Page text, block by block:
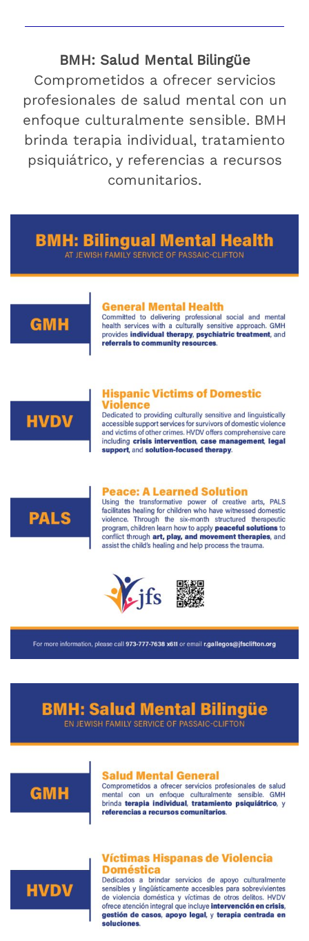
BMH: Salud Mental Bilingüe
Comprometidos a ofrecer servicios
profesionales de salud mental con un
enfoque culturalmente sensible. BMH
brinda terapia individual, tratamiento
psiquiátrico, y referencias a recursos
comunitarios.